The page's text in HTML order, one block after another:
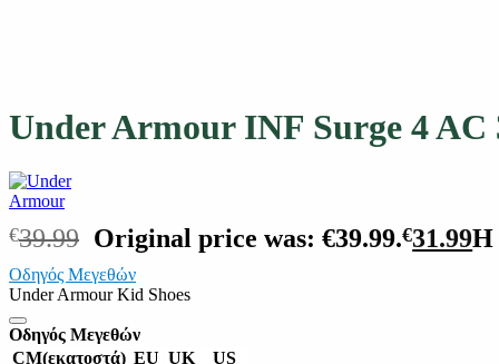
Under Armour INF Surge 4 AC
€39.99 Original price was: €39.99.€31.99Η
Οδηγός Μεγεθών
Under Armour Kid Shoes
Οδηγός Μεγεθών
CM(εκατοστά) EU UK
US